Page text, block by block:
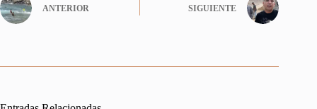
ANTERIOR SIGUIENTE